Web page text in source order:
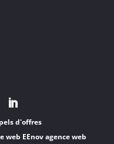
d'offres
web EEnov agence web